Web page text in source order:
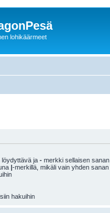
lohikäärmeet
löydyttävä ja - merkki sellaisen
|-merkillä, mikäli vain yhden
hakuihin